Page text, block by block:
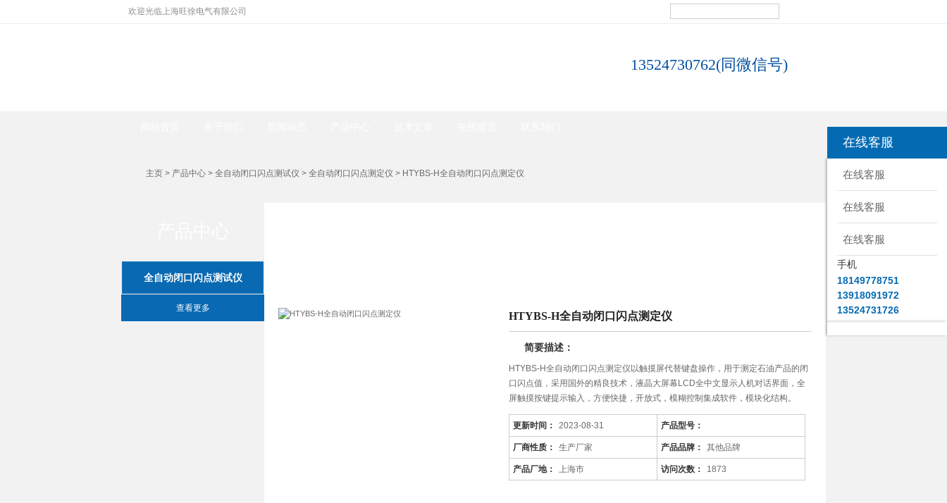
欢迎光临上海旺徐电气有限公司
13524730762(同微信号)
主页 > 产品中心 > 全自动闭口闪点测试仪 > 全自动闭口闪点测定仪 > HTYBS-H全自动闭口闪点测定仪
全自动闭口闪点测试仪
查看更多
HTYBS-H全自动闭口闪点测定仪
简要描述：
HTYBS-H全自动闭口闪点测定仪以触摸屏代替键盘操作，用于测定石油产品的闭
口闪点值，采用国外的精良技术，液晶大屏幕LCD全中文显示人机对话界面，全
屏触摸按键提示输入，方便快捷，开放式，模糊控制集成软件，模块化结构。
更新时间： 2023-08-31 产品型号：
厂商性质： 生产厂家 产品品牌： 其他品牌
产品厂地： 上海市 访问次数： 1873
在线客服
在线客服
在线客服
在线客服
手机
18149778751
13918091972
13524731726